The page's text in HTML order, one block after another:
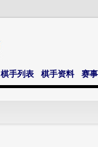
棋手列表 棋手资料 赛